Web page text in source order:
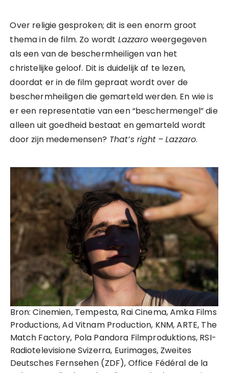
Over religie gesproken; dit is een enorm groot
thema in de film. Zo wordt Lazzaro weergegeven
als een van de beschermheiligen van het
christelijke geloof. Dit is duidelijk af te lezen,
doordat er in de film gepraat wordt over de
beschermheiligen die gemarteld werden. En wie is
er een representatie van een “beschermengel” die
alleen uit goedheid bestaat en gemarteld wordt
door zijn medemensen? That’s right –Lazzaro.
Bron: Cinemien, Tempesta, Rai Cinema, Amka Films
Productions, Ad Vitnam Production, KNM, ARTE, The
Match Factory, Pola Pandora Filmproduktions, RSI-
Radiotelevisione Svizerra, Eurimages, Zweites
Deutsches Fernsehen (ZDF), Office Fédéral de la